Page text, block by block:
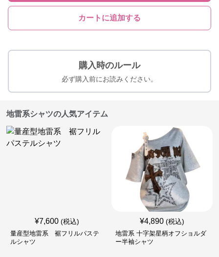
カートに追加する
購入時のルール
必ず購入前にお読みください。
地雷系シャツの人気アイテム
¥7,600 (税込)
量産型地雷系 裾フリルパステ
ルシャツ
¥4,890 (税込)
地雷系 十字架星柄オフショルダ
ー半袖シャツ